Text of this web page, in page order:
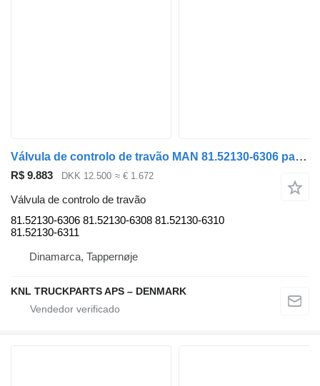
Válvula de controlo de travão MAN 81.52130-6306 para camião
R$ 9.883 DKK 12.500 ≈ € 1.672
Válvula de controlo de travão
81.52130-6306 81.52130-6308 81.52130-6310
81.52130-6311
Dinamarca, Tappernøje
KNL TRUCKPARTS APS – DENMARK